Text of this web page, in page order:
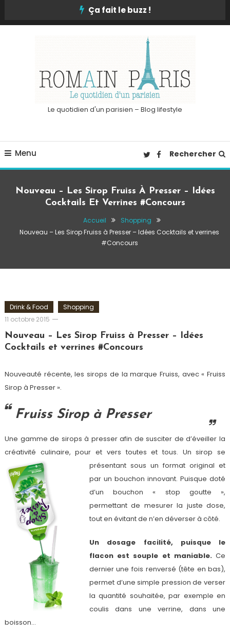
Ça fait le buzz !
Le quotidien d'un parisien – Blog lifestyle
Menu Rechercher
Nouveau – Les Sirop Fruiss À Presser – Idées
Cocktails Et Verrines #Concours
Accueil
Shopping
Nouveau – Les Sirop Fruiss à Presser – Idées Cocktails et verrines
#Concours
Drink & Food
Shopping
11 octobre 2015
Romain-
Paris
Nouveau – Les Sirop Fruiss à Presser – Idées
Cocktails et verrines #Concours
Nouveauté récente, les sirops de la marque Fruiss, avec « Fruiss
Sirop à Presser ».
Fruiss Sirop à Presser
Une gamme de sirops à presser afin de susciter de d’éveiller la
créativité culinaire, pour et vers toutes et tous. Un sirop se
présentant sous un format original et
par un bouchon innovant. Puisque doté
d’un bouchon « stop goutte »,
permettant de mesurer la juste dose,
tout en évitant de n’en déverser à côté.
Un dosage facilité, puisque le
flacon est souple et maniable.Ce
dernier une fois renversé (tête en bas),
permet d’une simple pression de verser
la quantité souhaitée, par exemple en
coulis dans une verrine, dans une
boisson…